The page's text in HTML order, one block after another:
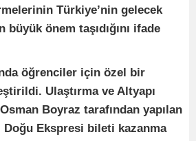
Türkiye’nin gelecek
büyük önem taşıdığını ifade
öğrenciler için özel bir
Ulaştırma ve Altyapı
Osman Boyraz tarafından yapılan
Ekspresi bileti kazanma